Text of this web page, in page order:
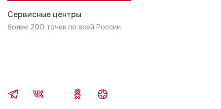
Сервисные центры
более 200 точек по всей России